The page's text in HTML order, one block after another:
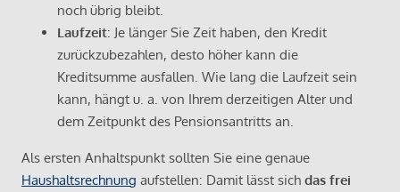
noch übrig bleibt.
Laufzeit: Je länger Sie Zeit haben, den Kredit
zurückzubezahlen, desto höher kann die
Kreditsumme ausfallen. Wie lang die Laufzeit sein
kann, hängt u. a. von Ihrem derzeitigen Alter und
dem Zeitpunkt des Pensionsantritts an.
Als ersten Anhaltspunkt sollten Sie eine genaue
Haushaltsrechnung aufstellen: Damit lässt sich das frei